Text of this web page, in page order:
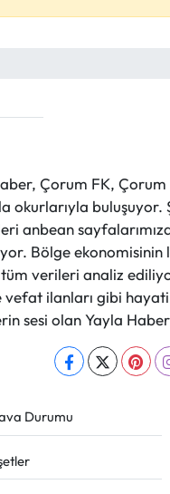
Çorum FK,
okurlarıyla
anbean
Bölge
verileri analiz
ilanları gibi
sesi olan Yayla
Durumu